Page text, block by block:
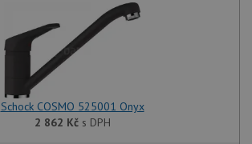
Schock COSMO 525001 Onyx
2 862 Kčs DPH